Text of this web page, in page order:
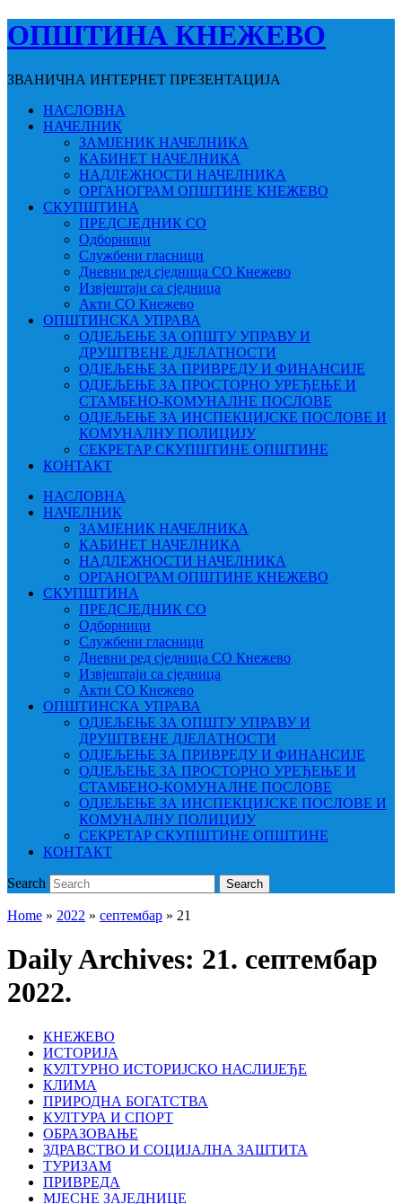
ОПШТИНА КНЕЖЕВО
ЗВАНИЧНА ИНТЕРНЕТ ПРЕЗЕНТАЦИЈА
НАСЛОВНА
НАЧЕЛНИК
ЗАМЈЕНИК НАЧЕЛНИКА
КАБИНЕТ НАЧЕЛНИКА
НАДЛЕЖНОСТИ НАЧЕЛНИКА
ОРГАНОГРАМ ОПШТИНЕ КНЕЖЕВО
СКУПШТИНА
ПРЕДСЈЕДНИК СО
Одборници
Службени гласници
Дневни ред сједница СО Кнежево
Извјештаји са сједница
Акти СО Кнежево
ОПШТИНСКА УПРАВА
ОДЈЕЉЕЊЕ ЗА ОПШТУ УПРАВУ И
ДРУШТВЕНЕ ДЈЕЛАТНОСТИ
ОДЈЕЉЕЊЕ ЗА ПРИВРЕДУ И ФИНАНСИЈЕ
ОДЈЕЉЕЊЕ ЗА ПРОСТОРНО УРЕЂЕЊЕ И
СТАМБЕНО-КОМУНАЛНЕ ПОСЛОВЕ
ОДЈЕЉЕЊЕ ЗА ИНСПЕКЦИЈСКЕ ПОСЛОВЕ И
КОМУНАЛНУ ПОЛИЦИЈУ
СЕКРЕТАР СКУПШТИНЕ ОПШТИНЕ
КОНТАКТ
НАСЛОВНА
НАЧЕЛНИК
ЗАМЈЕНИК НАЧЕЛНИКА
КАБИНЕТ НАЧЕЛНИКА
НАДЛЕЖНОСТИ НАЧЕЛНИКА
ОРГАНОГРАМ ОПШТИНЕ КНЕЖЕВО
СКУПШТИНА
ПРЕДСЈЕДНИК СО
Одборници
Службени гласници
Дневни ред сједница СО Кнежево
Извјештаји са сједница
Акти СО Кнежево
ОПШТИНСКА УПРАВА
ОДЈЕЉЕЊЕ ЗА ОПШТУ УПРАВУ И
ДРУШТВЕНЕ ДЈЕЛАТНОСТИ
ОДЈЕЉЕЊЕ ЗА ПРИВРЕДУ И ФИНАНСИЈЕ
ОДЈЕЉЕЊЕ ЗА ПРОСТОРНО УРЕЂЕЊЕ И
СТАМБЕНО-КОМУНАЛНЕ ПОСЛОВЕ
ОДЈЕЉЕЊЕ ЗА ИНСПЕКЦИЈСКЕ ПОСЛОВЕ И
КОМУНАЛНУ ПОЛИЦИЈУ
СЕКРЕТАР СКУПШТИНЕ ОПШТИНЕ
КОНТАКТ
Search Search
Home » 2022 » септембар » 21
Daily Archives: 21. септембар
2022.
КНЕЖЕВО
ИСТОРИЈА
КУЛТУРНО ИСТОРИЈСКО НАСЛИЈЕЂЕ
КЛИМА
ПРИРОДНА БОГАТСТВА
КУЛТУРА И СПОРТ
ОБРАЗОВАЊЕ
ЗДРАВСТВО И СОЦИЈАЛНА ЗАШТИТА
ТУРИЗАМ
ПРИВРЕДА
МЈЕСНЕ ЗАЈЕДНИЦЕ